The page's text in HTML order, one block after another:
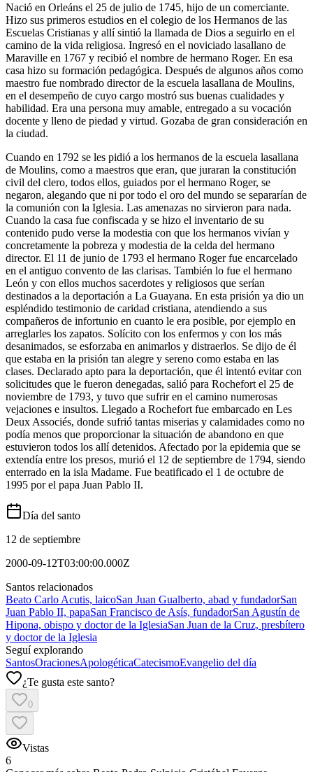
Nació en Orleáns el 25 de julio de 1745, hijo de un comerciante.
Hizo sus primeros estudios en el colegio de los Hermanos de las
Escuelas Cristianas y allí sintió la llamada de Dios a seguirlo en el
camino de la vida religiosa. Ingresó en el noviciado lasallano de
Maraville en 1767 y recibió el nombre de hermano Roger. En esa
casa hizo su formación pedagógica. Después de algunos años como
maestro fue nombrado director de la escuela lasallana de Moulins,
en el desempeño de cuyo cargo mostró sus buenas cualidades y
habilidad. Era una persona muy amable, entregado a su vocación
docente y lleno de piedad y virtud. Gozaba de gran consideración en
la ciudad.
Cuando en 1792 se les pidió a los hermanos de la escuela lasallana
de Moulins, como a maestros que eran, que juraran la constitución
civil del clero, todos ellos, guiados por el hermano Roger, se
negaron, alegando que ni por todo el oro del mundo se separarían de
la comunión con la Iglesia. Las amenazas no sirvieron para nada.
Cuando la casa fue confiscada y se hizo el inventario de su
contenido pudo verse la modestia con que los hermanos vivían y
concretamente la pobreza y modestia de la celda del hermano
director. El 11 de junio de 1793 el hermano Roger fue encarcelado
en el antiguo convento de las clarisas. También lo fue el hermano
León y con ellos muchos sacerdotes y religiosos que serían
destinados a la deportación a La Guayana. En esta prisión ya dio un
espléndido testimonio de caridad cristiana, atendiendo a sus
compañeros de infortunio en cuanto le era posible, por ejemplo en
arreglarles los zapatos. Solícito con los enfermos y con los más
desanimados, se esforzaba en animarlos y distraerlos. Se dijo de él
que estaba en la prisión tan alegre y sereno como estaba en las
clases. Declarado apto para la deportación, que él intentó evitar con
solicitudes que le fueron denegadas, salió para Rochefort el 25 de
noviembre de 1793, y tuvo que sufrir en el camino numerosas
vejaciones e insultos. Llegado a Rochefort fue embarcado en Les
Deux Associés, donde sufrió tantas miserias y calamidades como no
podía menos que proporcionar la situación de abandono en que
estuvieron todos los allí detenidos. Afectado por la epidemia que se
extendía entre los presos, murió el 12 de septiembre de 1794, siendo
enterrado en la isla Madame. Fue beatificado el 1 de octubre de
1995 por el papa Juan Pablo II.
Día del santo
12 de septiembre
2000-09-12T03:00:00.000Z
Santos relacionados
Beato Carlo Acutis, laicoSan Juan Gualberto, abad y fundadorSan
Juan Pablo II, papaSan Francisco de Asís, fundadorSan Agustín de
Hipona, obispo y doctor de la IglesiaSan Juan de la Cruz, presbítero
y doctor de la Iglesia
Seguí explorando
SantosOracionesApologéticaCatecismoEvangelio del día
¿Te gusta este santo?
0
Vistas
6